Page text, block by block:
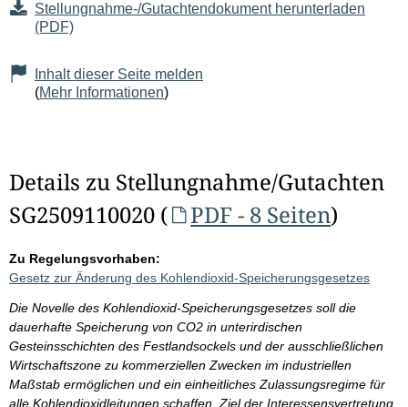
Stellungnahme-/Gutachtendokument herunterladen
(PDF)
Inhalt dieser Seite melden
(Mehr Informationen)
Details zu Stellungnahme/Gutachten
SG2509110020 (
PDF - 8 Seiten)
Zu Regelungsvorhaben:
Gesetz zur Änderung des Kohlendioxid-Speicherungsgesetzes
Die Novelle des Kohlendioxid-Speicherungsgesetzes soll die
dauerhafte Speicherung von CO2 in unterirdischen
Gesteinsschichten des Festlandsockels und der ausschließlichen
Wirtschaftszone zu kommerziellen Zwecken im industriellen
Maßstab ermöglichen und ein einheitliches Zulassungsregime für
alle Kohlendioxidleitungen schaffen. Ziel der Interessensvertretung